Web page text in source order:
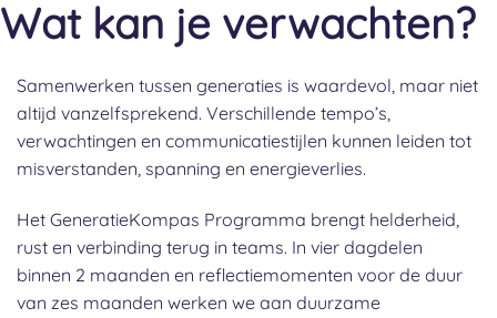
Wat kan je verwachten?
Samenwerken tussen generaties is waardevol, maar niet
altijd vanzelfsprekend. Verschillende tempo’s,
verwachtingen en communicatiestijlen kunnen leiden tot
misverstanden, spanning en energieverlies.
Het GeneratieKompas Programma brengt helderheid,
rust en verbinding terug in teams. In vier dagdelen
binnen 2 maanden en reflectiemomenten voor de duur
van zes maanden werken we aan duurzame